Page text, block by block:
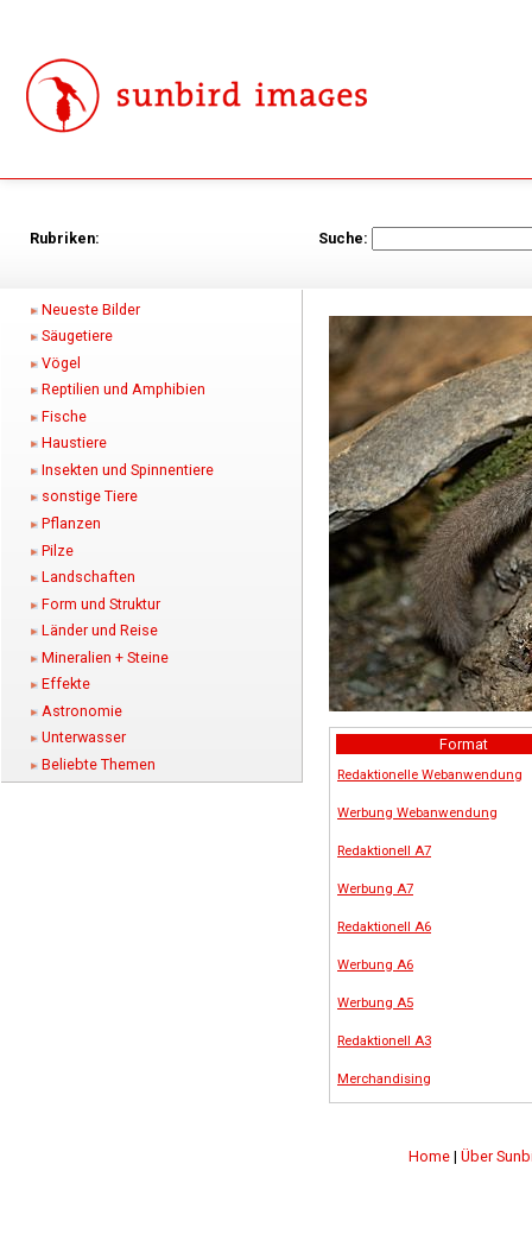
Rubriken: Suche:
Neueste Bilder
Säugetiere
Vögel
Reptilien und Amphibien
Fische
Haustiere
Insekten und Spinnentiere
sonstige Tiere
Pflanzen
Pilze
Landschaften
Form und Struktur
Länder und Reise
Mineralien + Steine
Effekte
Astronomie
Unterwasser
Beliebte Themen
Format
Redaktionelle Webanwendung
Werbung Webanwendung
Redaktionell A7
Werbung A7
Redaktionell A6
Werbung A6
Werbung A5
Redaktionell A3
Merchandising
Home | Über